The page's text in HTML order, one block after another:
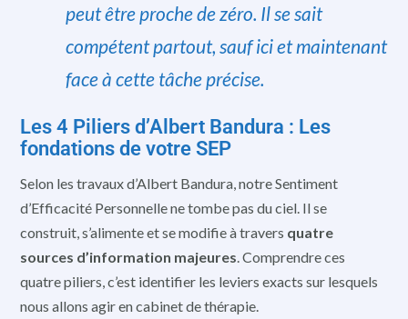
peut être proche de zéro. Il se sait
compétent partout, saufici et maintenant
face à cette tâche précise.
Les 4 Piliers d’Albert Bandura : Les
fondations de votre SEP
Selon les travaux d’Albert Bandura, notre Sentiment
d’Efficacité Personnelle ne tombe pas du ciel. Il se
construit, s’alimente et se modifie à travers quatre
sources d’information majeures. Comprendre ces
quatre piliers, c’est identifier les leviers exacts sur lesquels
nous allons agir en cabinet de thérapie.